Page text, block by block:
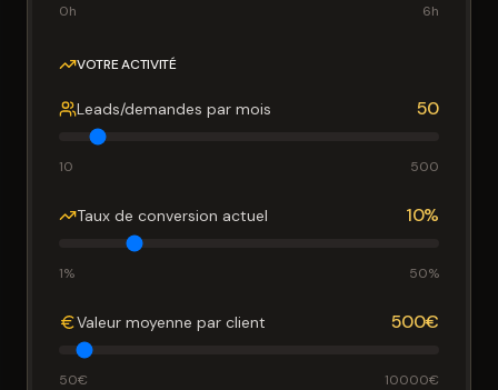
0h 6h
VOTRE ACTIVITÉ
Leads/demandes par mois 50
10 500
Taux de conversion actuel 10%
1% 50%
Valeur moyenne par client 500€
50€ 10000€